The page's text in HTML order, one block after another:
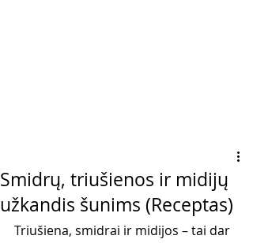
Smidrų, triušienos ir midijų
užkandis šunims (Receptas)
Triušiena, smidrai ir midijos – tai dar